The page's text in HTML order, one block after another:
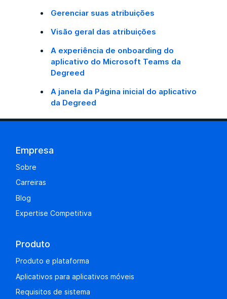
Gerenciar suas atribuições
Visão geral das atribuições
A experiência de onboarding do
aplicativo do Microsoft Teams da
Degreed
A janela da Página inicial do aplicativo
da Degreed
Empresa
Sobre
Carreiras
Blog
Expertise Competitiva
Produto
Produto e plataforma
Aplicativos para aplicativos móveis
Requisitos de sistema